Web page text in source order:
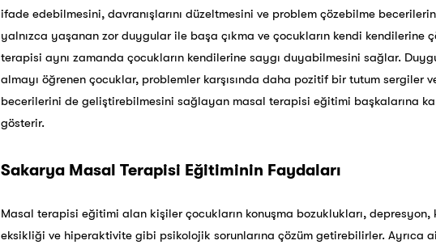
ifade edebilmesini, davranışlarını düzeltmesini ve problem çözebilme
yalnızca yaşanan zor duygular ile başa çıkma ve çocukların kendi kendilerine
terapisi aynı zamanda çocukların kendilerine saygı duyabilmesini sağlar.
almayı öğrenen çocuklar, problemler karşısında daha pozitif bir tutum sergiler
becerilerini de geliştirebilmesini sağlayan masal terapisi eğitimi başkalarına
gösterir.
Sakarya Masal Terapisi Eğitiminin Faydaları
Masal terapisi eğitimi alan kişiler çocukların konuşma bozuklukları,
eksikliği ve hiperaktivite gibi psikolojik sorunlarına çözüm getirebilirler. Ayrıca